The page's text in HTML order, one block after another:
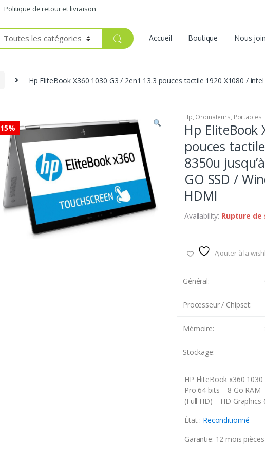
Politique de retour et livraison
Accueil Boutique Nous
Hp EliteBook X360 1030 G3 / 2en1 13.3 pouces tactile 1920 X1080 /
15%
Hp, Ordinateurs, Portables
Hp EliteBook
pouces
8350u
GO SSD /
HDMI
Availability: Rupture de
Ajouter à la
Général:
Processeur / Chipset:
Mémoire:
Stockage:
HP EliteBook x360
Pro 64 bits – 8 Go RAM
(Full HD) – HD
État : Reconditionné
Garantie: 12 mois